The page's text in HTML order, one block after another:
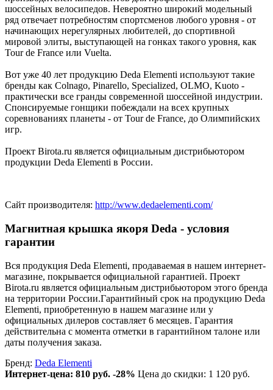
шоссейных велосипедов. Невероятно широкий модельный
ряд отвечает потребностям спортсменов любого уровня - от
начинающих нерегулярных любителей, до спортивной
мировой элиты, выступающей на гонках такого уровня, как
Tour de France или Vuelta.
Вот уже 40 лет продукцию Deda Elementi используют такие
бренды как Colnago, Pinarello, Specialized, OLMO, Kuoto -
практически все гранды современной шоссейной индустрии.
Спонсируемые гонщики побеждали на всех крупных
соревнованиях планеты - от Tour de France, до Олимпийских
игр.
Проект Birota.ru является официальным дистрибьютором
продукции Deda Elementi в России.
Сайт производителя: http://www.dedaelementi.com/
Магнитная крышка якоря Deda - условия
гарантии
Вся продукция Deda Elementi, продаваемая в нашем интернет-
магазине, покрывается официальной гарантией. Проект
Birota.ru является официальным дистрибьютором этого бренда
на территории России.Гарантийный срок на продукцию Deda
Elementi, приобретенную в нашем магазине или у
официальных дилеров составляет 6 месяцев. Гарантия
действительна с момента отметки в гарантийном талоне или
даты получения заказа.
Бренд: Deda Elementi
Интернет-цена: 810 руб. -28% Цена до скидки: 1 120 руб.